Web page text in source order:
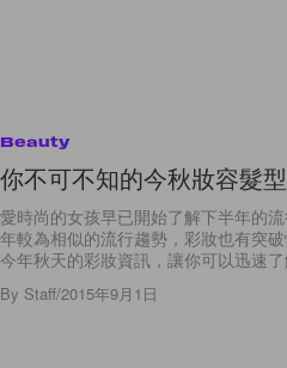
Beauty
你不可不知的今秋妝容髮型
愛時尚的女孩早已開始了解下半年的
年較為相似的流行趨勢，彩妝也有突
今年秋天的彩妝資訊，讓你可以迅速
By Staff/2015年9月1日